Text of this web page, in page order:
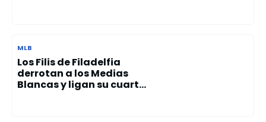
MLB
Los Filis de Filadelfia
derrotan a los Medias
Blancas y ligan su cuart...